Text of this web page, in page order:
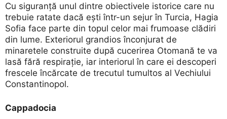
Cu siguranță unul dintre obiectivele istorice care nu
trebuie ratate dacă ești într-un sejur în Turcia, Hagia
Sofia face parte din topul celor mai frumoase clădiri
din lume. Exteriorul grandios înconjurat de
minaretele construite după cucerirea Otomană te va
lasă fără respirație, iar interiorul în care ei descoperi
frescele încărcate de trecutul tumultos al Vechiului
Constantinopol.
Cappadocia